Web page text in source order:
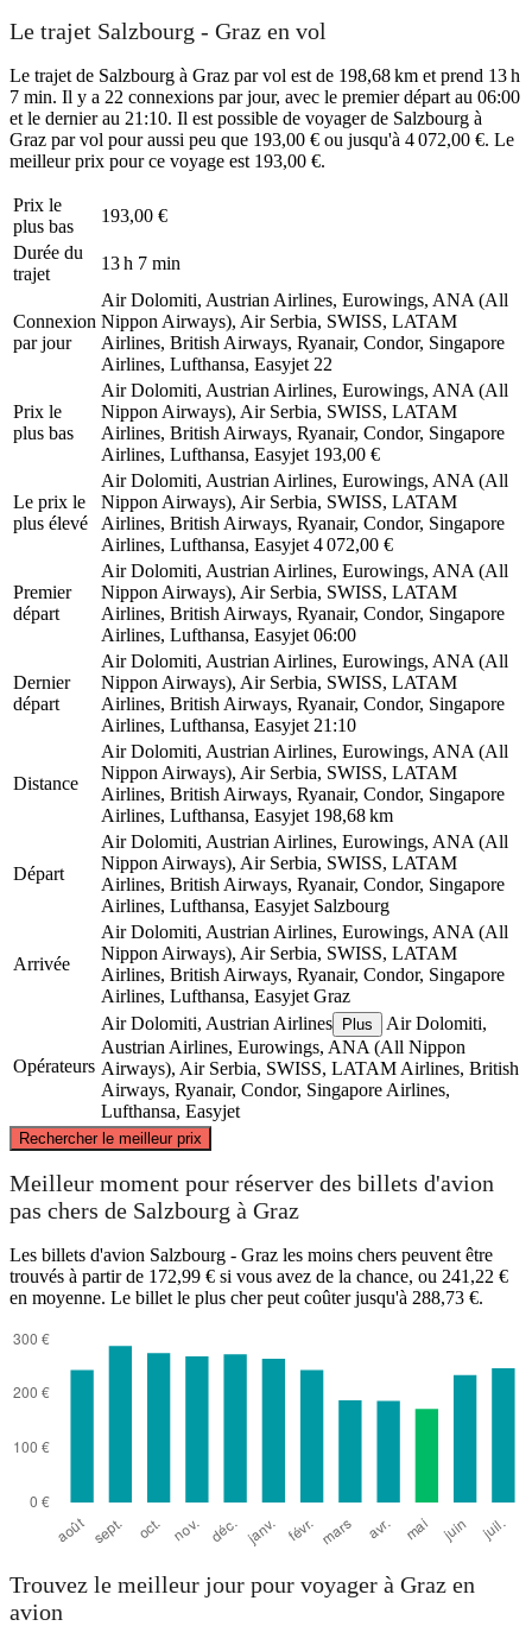
Le trajet Salzbourg - Graz en vol
Le trajet de Salzbourg à Graz par vol est de 198,68 km et prend 13 h
7 min. Il y a 22 connexions par jour, avec le premier départ au 06:00
et le dernier au 21:10. Il est possible de voyager de Salzbourg à
Graz par vol pour aussi peu que 193,00 € ou jusqu'à 4 072,00 €. Le
meilleur prix pour ce voyage est 193,00 €.
Prix ​​le
plus bas
193,00 €
Durée du
trajet
13 h 7 min
Connexion
par jour
Air Dolomiti, Austrian Airlines, Eurowings, ANA (All
Nippon Airways), Air Serbia, SWISS, LATAM
Airlines, British Airways, Ryanair, Condor, Singapore
Airlines, Lufthansa, Easyjet 22
Prix ​​le
plus bas
Air Dolomiti, Austrian Airlines, Eurowings, ANA (All
Nippon Airways), Air Serbia, SWISS, LATAM
Airlines, British Airways, Ryanair, Condor, Singapore
Airlines, Lufthansa, Easyjet 193,00 €
Le prix le
plus élevé
Air Dolomiti, Austrian Airlines, Eurowings, ANA (All
Nippon Airways), Air Serbia, SWISS, LATAM
Airlines, British Airways, Ryanair, Condor, Singapore
Airlines, Lufthansa, Easyjet 4 072,00 €
Premier
départ
Air Dolomiti, Austrian Airlines, Eurowings, ANA (All
Nippon Airways), Air Serbia, SWISS, LATAM
Airlines, British Airways, Ryanair, Condor, Singapore
Airlines, Lufthansa, Easyjet 06:00
Dernier
départ
Air Dolomiti, Austrian Airlines, Eurowings, ANA (All
Nippon Airways), Air Serbia, SWISS, LATAM
Airlines, British Airways, Ryanair, Condor, Singapore
Airlines, Lufthansa, Easyjet 21:10
Distance
Air Dolomiti, Austrian Airlines, Eurowings, ANA (All
Nippon Airways), Air Serbia, SWISS, LATAM
Airlines, British Airways, Ryanair, Condor, Singapore
Airlines, Lufthansa, Easyjet 198,68 km
Départ
Air Dolomiti, Austrian Airlines, Eurowings, ANA (All
Nippon Airways), Air Serbia, SWISS, LATAM
Airlines, British Airways, Ryanair, Condor, Singapore
Airlines, Lufthansa, Easyjet Salzbourg
Arrivée
Air Dolomiti, Austrian Airlines, Eurowings, ANA (All
Nippon Airways), Air Serbia, SWISS, LATAM
Airlines, British Airways, Ryanair, Condor, Singapore
Airlines, Lufthansa, Easyjet Graz
Opérateurs
Air Dolomiti, Austrian Airlines Plus
Air Dolomiti,
Austrian Airlines, Eurowings, ANA (All Nippon
Airways), Air Serbia, SWISS, LATAM Airlines, British
Airways, Ryanair, Condor, Singapore Airlines,
Lufthansa, Easyjet
Rechercher le meilleur prix
Salzburg
Graz
Meilleur moment pour réserver des billets d'avion
pas chers de Salzbourg à Graz
Les billets d'avion Salzbourg - Graz les moins chers peuvent être
trouvés à partir de 172,99 € si vous avez de la chance, ou 241,22 €
en moyenne. Le billet le plus cher peut coûter jusqu'à 288,73 €.
Trouvez le meilleur jour pour voyager à Graz en
avion